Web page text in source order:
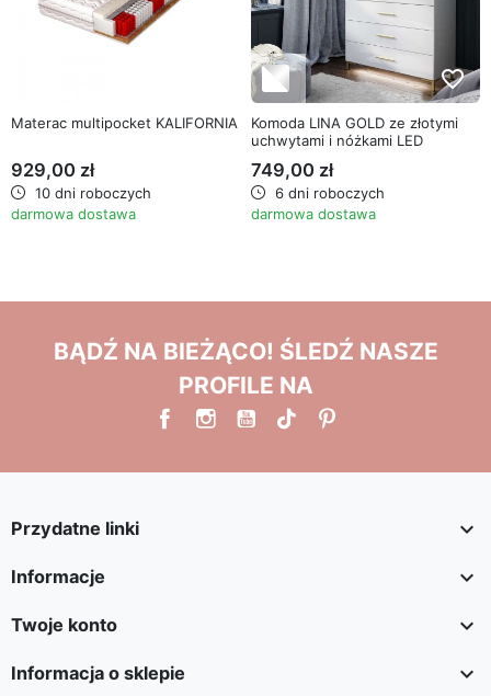
Materac multipocket KALIFORNIA
929,00 zł
10 dni roboczych
darmowa dostawa
favorite_border
Komoda LINA GOLD ze złotymi
uchwytami i nóżkami LED
749,00 zł
6 dni roboczych
darmowa dostawa
BĄDŹ NA BIEŻĄCO! ŚLEDŹ NASZE
PROFILE NA
Przydatne linki 
Informacje 
Twoje konto 
Informacja o sklepie 